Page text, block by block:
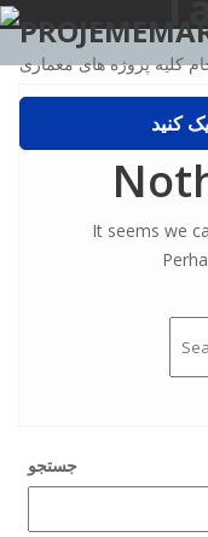
Skip
content
کلیه پروژه های معماری
It seems we
جستجو